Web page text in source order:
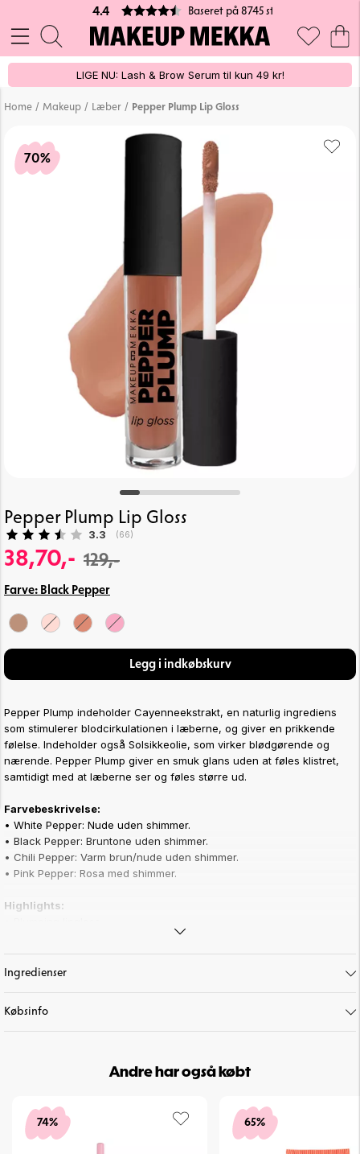
4.4 Baseret på 8745 stemmer
LIGE NU: Lash & Brow Serum til kun 49 kr!
Home / Makeup / Læber / Pepper Plump Lip Gloss
70%
Pepper Plump Lip Gloss
Gennemsnitlig vurdering:
3.3 (stemmer:
66)
38,70,- 129,-
Farve: Black Pepper
Legg i indkøbskurv
Pepper Plump indeholder Cayenneekstrakt, en naturlig ingrediens
som stimulerer blodcirkulationen i læberne, og giver en prikkende
følelse. Indeholder også Solsikkeolie, som virker blødgørende og
nærende. Pepper Plump giver en smuk glans uden at føles klistret,
samtidigt med at læberne ser og føles større ud.
Farvebeskrivelse:
• White Pepper: Nude uden shimmer.
• Black Pepper: Bruntone uden shimmer.
• Chili Pepper: Varm brun/nude uden shimmer.
• Pink Pepper: Rosa med shimmer.
Highlights:
• Indeholder Cayenneekstrakt og Solsikkeolie
• Giver masser af glans og en prikkende følelse på læberne
Art. nr:
Ingredienser
Købsinfo
Andre har også købt
74% 65%